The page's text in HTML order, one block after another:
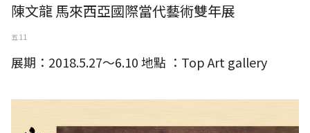
陳文龍 馬來西亞國際當代藝術雙年展
五 11
展期：2018.5.27～6.10 地點 ：Top Art gallery